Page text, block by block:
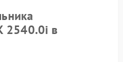
2540.0i в